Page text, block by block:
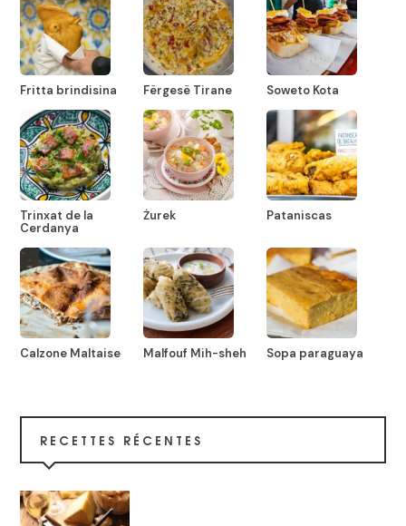
Fritta brindisina Fërgesë Tirane Soweto Kota
Trinxat de la
Cerdanya
Żurek Pataniscas
Calzone Maltaise Malfouf Mih-sheh Sopa paraguaya
RECETTES RÉCENTES